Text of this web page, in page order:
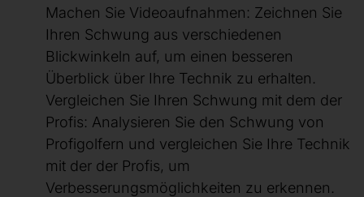
Machen Sie Videoaufnahmen: Zeichnen Sie
Ihren Schwung aus verschiedenen
Blickwinkeln auf, um einen besseren
Überblick über Ihre Technik zu erhalten.
Vergleichen Sie Ihren Schwung mit dem der
Profis: Analysieren Sie den Schwung von
Profigolfern und vergleichen Sie Ihre Technik
mit der der Profis, um
Verbesserungsmöglichkeiten zu erkennen.